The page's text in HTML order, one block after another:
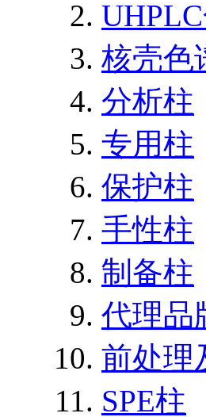
核壳色
分析柱
专用柱
保护柱
手性柱
制备柱
代理品
前处理
SPE柱